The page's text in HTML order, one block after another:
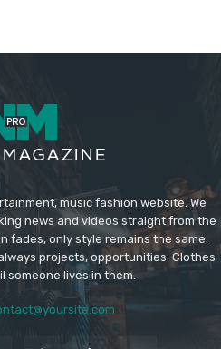
music fashion website. We
news and videos straight from the
fades, only style remains the same.
projects, opportunities. Clothes
someone lives in them.